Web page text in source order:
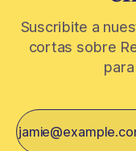
Suscribite a
cortas sobre